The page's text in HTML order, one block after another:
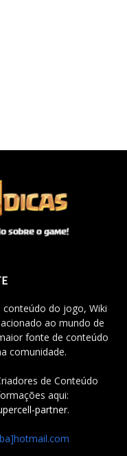
conteúdo do jogo, Wiki
ao mundo de
fonte de conteúdo
comunidade.
de Conteúdo
aqui:
partner.